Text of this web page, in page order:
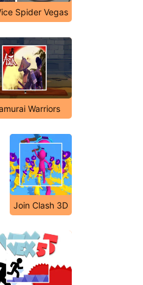
Spider Vegas
Warriors
Join Clash 3D